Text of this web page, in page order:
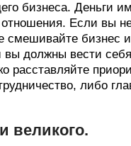
бизнеса. Деньги
Если вы
смешивайте бизнес
вы должны вести
расставляйте
либо
великого.